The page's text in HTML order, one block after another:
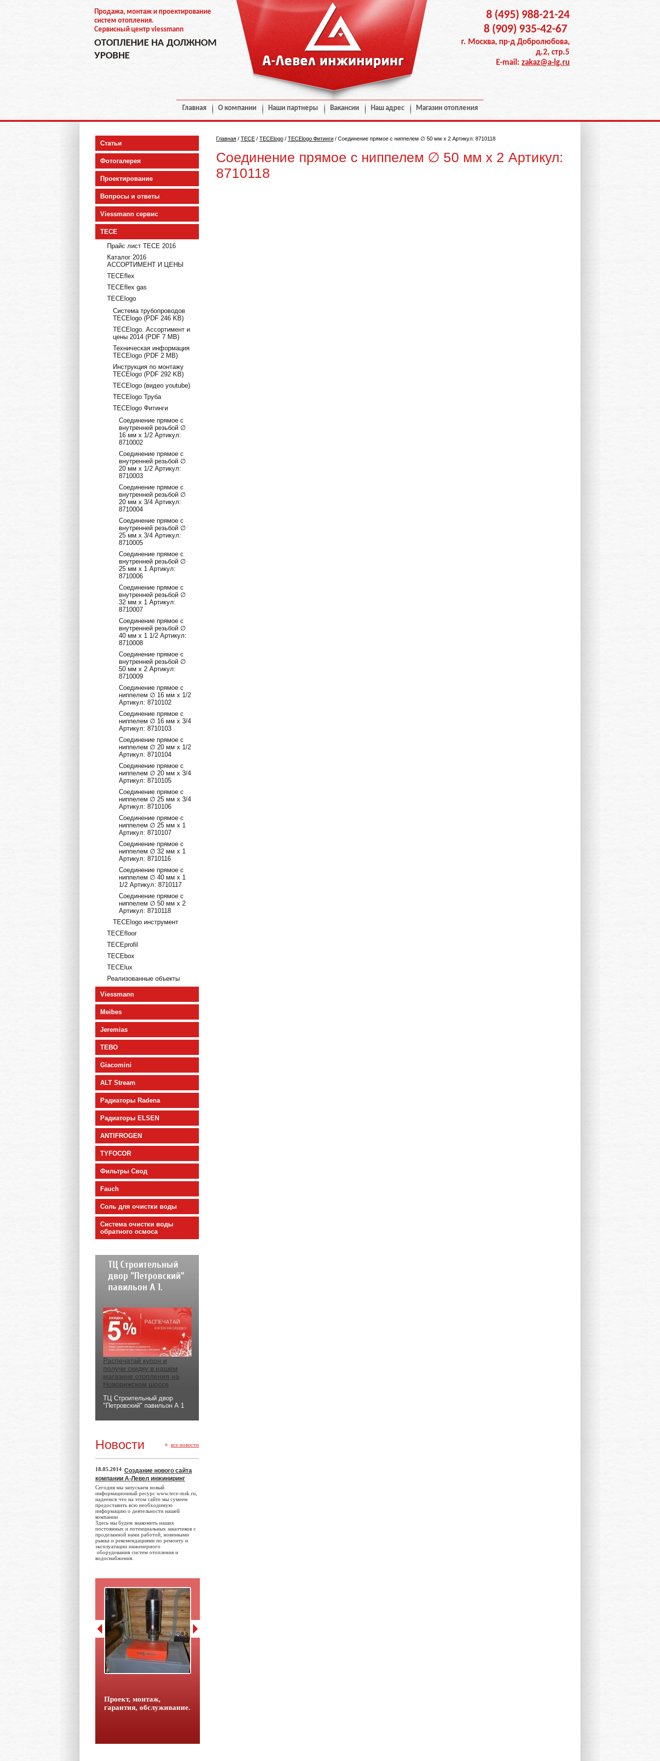
Главная О компании Наши партнеры Вакансии Наш адрес Магазин отопления
Продажа, монтаж и проектирование
систем отопления.
Сервисный центр viessmann
ОТОПЛЕНИЕ НА ДОЛЖНОМ
УРОВНЕ
8 (495) 988-21-24
8 (909) 935-42-67
г. Москва, пр-д Добролюбова,
д.2, стр.5
E-mail: zakaz@a-lg.ru
Статьи
Фотогалерея
Проектирование
Вопросы и ответы
Viessmann сервис
TECE
Прайс лист TECE 2016
Каталог 2016
АССОРТИМЕНТ И ЦЕНЫ
TECEflex
TECEflex gas
TECElogo
Система трубопроводов
TECElogo (PDF 246 KB)
TECElogo. Ассортимент и
цены 2014 (PDF 7 MB)
Техническая информация
TECElogo (PDF 2 MB)
Инструкция по монтажу
TECElogo (PDF 292 KB)
TECElogo (видео youtube)
TECElogo Труба
TECElogo Фитинги
Соединение прямое с
внутренней резьбой ∅
16 мм х 1/2 Артикул:
8710002
Соединение прямое с
внутренней резьбой ∅
20 мм х 1/2 Артикул:
8710003
Соединение прямое с
внутренней резьбой ∅
20 мм х 3/4 Артикул:
8710004
Соединение прямое с
внутренней резьбой ∅
25 мм х 3/4 Артикул:
8710005
Соединение прямое с
внутренней резьбой ∅
25 мм х 1 Артикул:
8710006
Соединение прямое с
внутренней резьбой ∅
32 мм х 1 Артикул:
8710007
Соединение прямое с
внутренней резьбой ∅
40 мм х 1 1/2 Артикул:
8710008
Соединение прямое с
внутренней резьбой ∅
50 мм х 2 Артикул:
8710009
Соединение прямое с
ниппелем ∅ 16 мм х 1/2
Артикул: 8710102
Соединение прямое с
ниппелем ∅ 16 мм х 3/4
Артикул: 8710103
Соединение прямое с
ниппелем ∅ 20 мм х 1/2
Артикул: 8710104
Соединение прямое с
ниппелем ∅ 20 мм х 3/4
Артикул: 8710105
Соединение прямое с
ниппелем ∅ 25 мм х 3/4
Артикул: 8710106
Соединение прямое с
ниппелем ∅ 25 мм х 1
Артикул: 8710107
Соединение прямое с
ниппелем ∅ 32 мм х 1
Артикул: 8710116
Соединение прямое с
ниппелем ∅ 40 мм х 1
1/2 Артикул: 8710117
Соединение прямое с
ниппелем ∅ 50 мм х 2
Артикул: 8710118
TECElogo инструмент
TECEfloor
TECEprofil
TECEbox
TECElux
Реализованные объекты
Viessmann
Meibes
Jeremias
TEBO
Giacomini
ALT Stream
Радиаторы Radena
Радиаторы ELSEN
ANTIFROGEN
TYFOCOR
Фильтры Свод
Fauch
Соль для очистки воды
Cистема очистки воды
обратного осмоса
ТЦ Строительный
двор "Петровский"
павильон А 1.
Распечатай купон и
получи скидку в нашем
магазине отопления на
Новорижском шоссе
ТЦ Строительный двор
"Петровский" павильон А 1
Новости все новости
18.05.2014 Создание нового сайта
компании А-Левел инжиниринг
Сегодня мы запускаем новый
информационный ресурс www.tece-msk.ru,
надеемся что на этом сайте мы сумеем
предоставить всю необходимую
информацию о деятельности нашей
компании .
Здесь мы будем знакомить наших
постоянных и потенциальных заказчиков с
проделанной нами работой, новинками
рынка и рекомендациями по ремонту и
эксплуатации инженерного
оборудования систем отопления и
водоснабжения.
Проект, монтаж,
гарантия, обслуживание.
Главная / TECE / TECElogo / TECElogo Фитинги / Соединение прямое с ниппелем ∅ 50 мм х 2 Артикул: 8710118
Соединение прямое с ниппелем ∅ 50 мм х 2 Артикул:
8710118